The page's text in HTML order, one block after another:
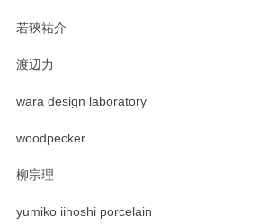
若狹祐介
渡辺力
wara design laboratory
woodpecker
柳宗理
yumiko iihoshi porcelain